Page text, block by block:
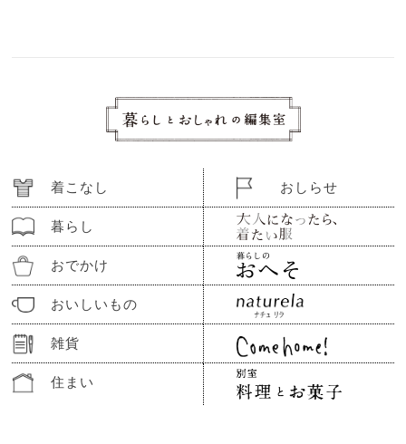
着こなし
暮らし
おでかけ
おいしいもの
雑貨
住まい
おしらせ